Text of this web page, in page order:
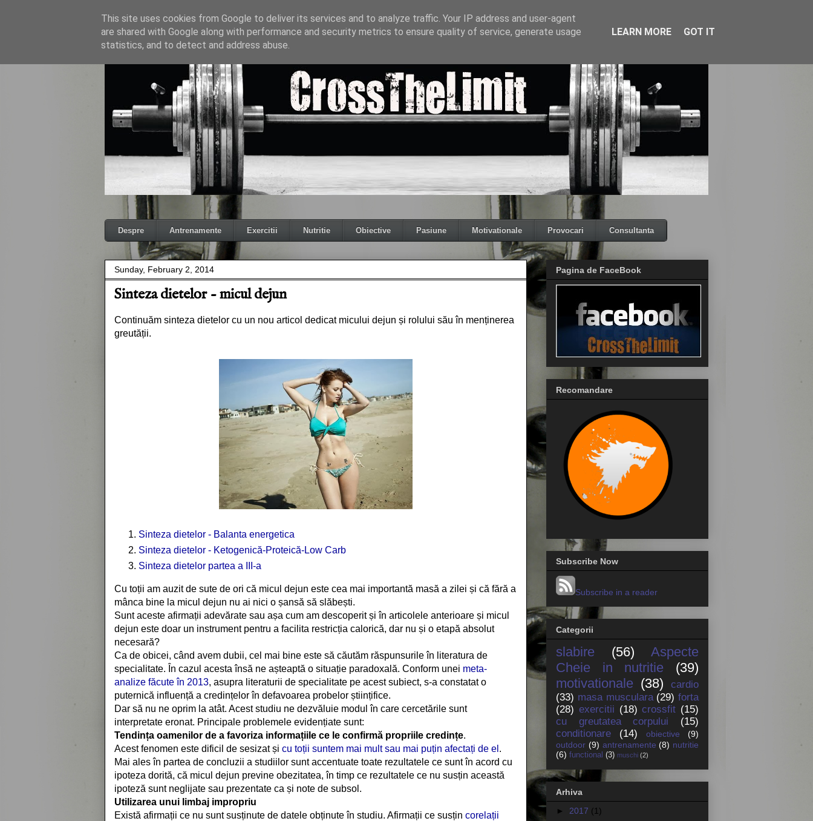
Despre Antrenamente Exercitii Nutritie Obiective Pasiune Motivationale Provocari Consultanta
Sunday, February 2, 2014
Sinteza dietelor - micul dejun
Continuăm sinteza dietelor cu un nou articol dedicat micului dejun și rolului său în menținerea
greutății.
Sinteza dietelor - Balanta energetica
Sinteza dietelor - Ketogenică-Proteică-Low Carb
Sinteza dietelor partea a III-a
Cu toții am auzit de sute de ori că micul dejun este cea mai importantă masă a zilei și că fără a
mânca bine la micul dejun nu ai nici o șansă să slăbești.
Sunt aceste afirmații adevărate sau așa cum am descoperit și în articolele anterioare și micul
dejun este doar un instrument pentru a facilita restricția calorică, dar nu și o etapă absolut
necesară?
Ca de obicei, când avem dubii, cel mai bine este să căutăm răspunsurile în literatura de
specialitate. În cazul acesta însă ne așteaptă o situație paradoxală. Conform unei meta-
analize făcute în 2013, asupra literaturii de specialitate pe acest subiect, s-a constatat o
puternică influență a credințelor în defavoarea probelor științifice.
Dar să nu ne oprim la atât. Acest studiu ne dezvăluie modul în care cercetările sunt
interpretate eronat. Principale problemele evidențiate sunt:
Tendința oamenilor de a favoriza informațiile ce le confirmă propriile credințe.
Acest fenomen este dificil de sesizat și cu toții suntem mai mult sau mai puțin afectați de el .
Mai ales în partea de concluzii a studiilor sunt accentuate toate rezultatele ce sunt în acord cu
ipoteza dorită, că micul dejun previne obezitatea, în timp ce rezultatele ce nu susțin această
ipoteză sunt neglijate sau prezentate ca și note de subsol.
Utilizarea unui limbaj impropriu
Există afirmații ce nu sunt susținute de datele obținute în studiu. Afirmații ce susțin corelații
Pagina de FaceBook
Recomandare
Subscribe Now
Subscribe in a reader
Categorii
slabire (56)
Aspecte
Cheie in nutritie
(39)
motivationale (38)
cardio
(33) masa musculara (29) forta
(28) exercitii (18) crossfit (15)
cu greutatea corpului
(15)
conditionare
(14) obiective
(9)
outdoor (9) antrenamente (8) nutritie
(6) functional (3) muschi (2)
Arhiva
► 2017 (1)
This site uses cookies from Google to deliver its services and to analyze traffic. Your IP address and user-agent
are shared with Google along with performance and security metrics to ensure quality of service, generate usage
statistics, and to detect and address abuse.
LEARN MORE GOT IT